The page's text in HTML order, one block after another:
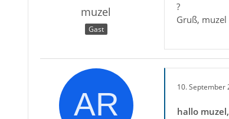
muzel
Gast
?
Gruß, muzel
10. September
hallo muzel,